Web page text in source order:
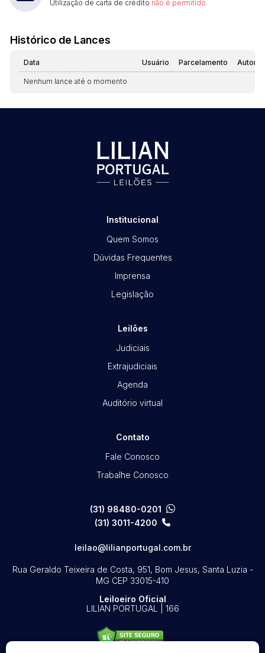
Utilização de carta de crédito não é permitido
Histórico de Lances
Data Usuário Parcelamento
Nenhum lance até o momento
Institucional
Quem Somos
Dúvidas Frequentes
Imprensa
Legislação
Leilões
Judiciais
Extrajudiciais
Agenda
Auditório virtual
Contato
Fale Conosco
Trabalhe Conosco
(31) 98480-0201
(31) 3011-4200
leilao@lilianportugal.com.br
Rua Geraldo Teixeira de Costa, 951, Bom Jesus, Santa Luzia -
MG CEP 33015-410
Leiloeiro Oficial
LILIAN PORTUGAL | 166